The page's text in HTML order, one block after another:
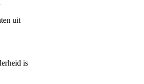
uit
is